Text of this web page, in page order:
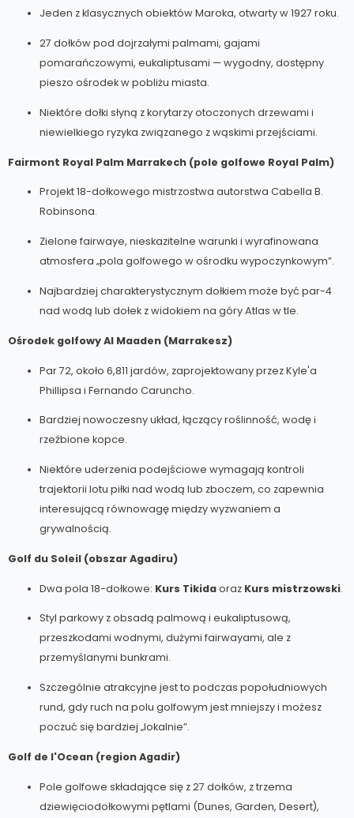
Jeden z klasycznych obiektów Maroka, otwarty w 1927 roku.
27 dołków pod dojrzałymi palmami, gajami
pomarańczowymi, eukaliptusami — wygodny, dostępny
pieszo ośrodek w pobliżu miasta.
Niektóre dołki słyną z korytarzy otoczonych drzewami i
niewielkiego ryzyka związanego z wąskimi przejściami.
Fairmont Royal Palm Marrakech (pole golfowe Royal Palm)
Projekt 18-dołkowego mistrzostwa autorstwa Cabella B.
Robinsona.
Zielone fairwaye, nieskazitelne warunki i wyrafinowana
atmosfera „pola golfowego w ośrodku wypoczynkowym”.
Najbardziej charakterystycznym dołkiem może być par-4
nad wodą lub dołek z widokiem na góry Atlas w tle.
Ośrodek golfowy Al Maaden (Marrakesz)
Par 72, około 6,811 jardów, zaprojektowany przez Kyle'a
Phillipsa i Fernando Caruncho.
Bardziej nowoczesny układ, łączący roślinność, wodę i
rzeźbione kopce.
Niektóre uderzenia podejściowe wymagają kontroli
trajektorii lotu piłki nad wodą lub zboczem, co zapewnia
interesującą równowagę między wyzwaniem a
grywalnością.
Golf du Soleil (obszar Agadiru)
Dwa pola 18-dołkowe: Kurs Tikidaoraz Kurs mistrzowski.
Styl parkowy z obsadą palmową i eukaliptusową,
przeszkodami wodnymi, dużymi fairwayami, ale z
przemyślanymi bunkrami.
Szczególnie atrakcyjne jest to podczas popołudniowych
rund, gdy ruch na polu golfowym jest mniejszy i możesz
poczuć się bardziej „lokalnie”.
Golf de l'Ocean (region Agadir)
Pole golfowe składające się z 27 dołków, z trzema
dziewięciodołkowymi pętlami (Dunes, Garden, Desert),